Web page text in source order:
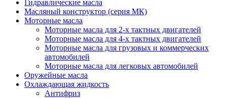
Гидравлические масла
Масляный конструктор (серия МК)
Моторные масла
Моторные масла для 2-х тактных двигателей
Моторные масла для 4-х тактных двигателей
Моторные масла для грузовых и коммерческих
автомобилей
Моторные масла для легковых автомобилей
Оружейные масла
Охлаждающая жидкость
Антифриз